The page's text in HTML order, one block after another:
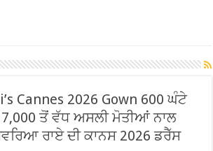
Cannes 2026 Gown 600 ਘੰਟੇ
7,000 ਤੋਂ ਵੱਧ ਅਸਲੀ ਮੋਤੀਆਂ ਨਾਲ
ਰਾਏ ਦੀ ਕਾਨਸ 2026 ਡਰੈੱਸ